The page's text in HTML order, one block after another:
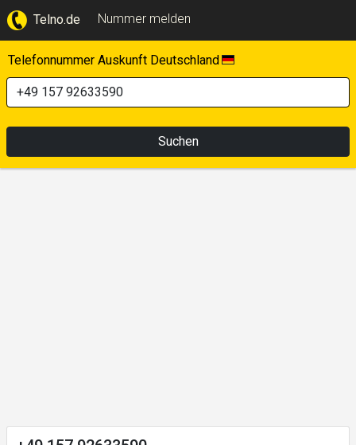
Telno.de Nummer melden
Telefonnummer Auskunft Deutschland
Suchen